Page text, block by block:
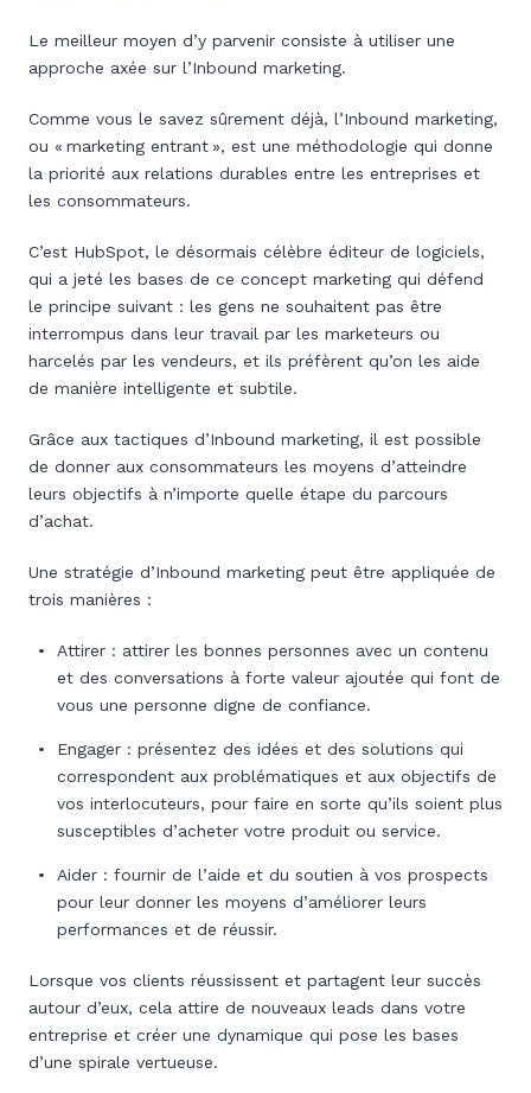
Le meilleur moyen d’y parvenir consiste à utiliser une
approche axée sur l’Inbound marketing.
Comme vous le savez sûrement déjà, l’Inbound marketing,
ou « marketing entrant », est une méthodologie qui donne
la priorité aux relations durables entre les entreprises et
les consommateurs.
C’est HubSpot, le désormais célèbre éditeur de logiciels,
qui a jeté les bases de ce concept marketing qui défend
le principe suivant : les gens ne souhaitent pas être
interrompus dans leur travail par les marketeurs ou
harcelés par les vendeurs, et ils préfèrent qu’on les aide
de manière intelligente et subtile.
Grâce aux tactiques d’Inbound marketing, il est possible
de donner aux consommateurs les moyens d’atteindre
leurs objectifs à n’importe quelle étape du parcours
d’achat.
Une stratégie d’Inbound marketing peut être appliquée de
trois manières :
Attirer : attirer les bonnes personnes avec un contenu
et des conversations à forte valeur ajoutée qui font de
vous une personne digne de confiance.
Engager : présentez des idées et des solutions qui
correspondent aux problématiques et aux objectifs de
vos interlocuteurs, pour faire en sorte qu’ils soient plus
susceptibles d’acheter votre produit ou service.
Aider : fournir de l’aide et du soutien à vos prospects
pour leur donner les moyens d’améliorer leurs
performances et de réussir.
Lorsque vos clients réussissent et partagent leur succès
autour d’eux, cela attire de nouveaux leads dans votre
entreprise et créer une dynamique qui pose les bases
d’une spirale vertueuse.